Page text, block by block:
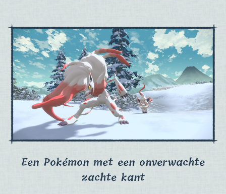
Een Pokémon met een onverwachte
zachte kant